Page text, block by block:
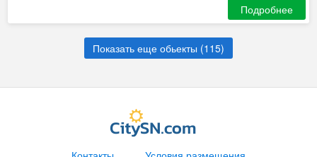
Подробнее
Показать еще обьекты (115)